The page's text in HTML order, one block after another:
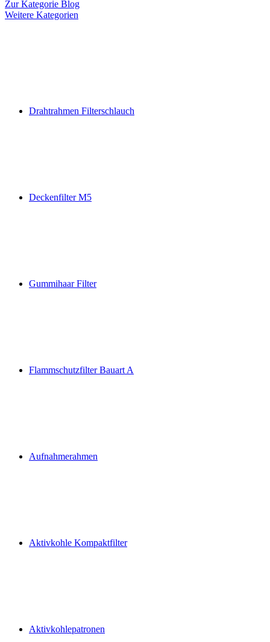
Zur Kategorie Blog
Weitere Kategorien
Drahtrahmen Filterschlauch
Deckenfilter M5
Gummihaar Filter
Flammschutzfilter Bauart A
Aufnahmerahmen
Aktivkohle Kompaktfilter
Aktivkohlepatronen